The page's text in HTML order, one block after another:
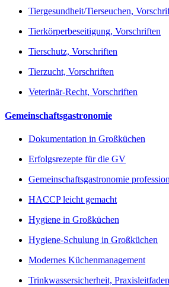
Tiergesundheit/Tierseuchen,
Tierkörperbeseitigung, Vorschriften
Tierschutz, Vorschriften
Tierzucht, Vorschriften
Veterinär-Recht, Vorschriften
Gemeinschaftsgastronomie
Dokumentation in Großküchen
Erfolgsrezepte für die GV
Gemeinschaftsgastronomie
HACCP leicht gemacht
Hygiene in Großküchen
Hygiene-Schulung in Großküchen
Modernes Küchenmanagement
Trinkwassersicherheit, Praxisleitfaden